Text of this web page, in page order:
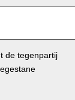
de tegenpartij